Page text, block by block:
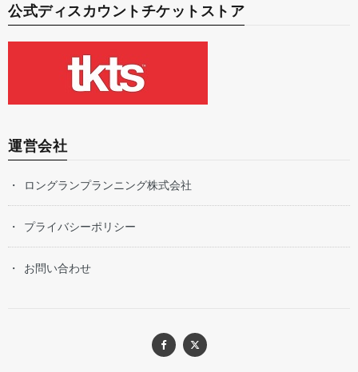
公式ディスカウントチケットストア
運営会社
ロングランプランニング株式会社
プライバシーポリシー
お問い合わせ